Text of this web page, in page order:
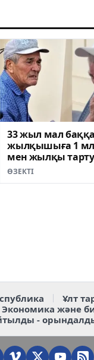
33 жыл мал
жылқышыға 1
мен жылқы тарту
(ВИДЕО)
ӨЗЕКТІ
Ұлт
Экономика және
-